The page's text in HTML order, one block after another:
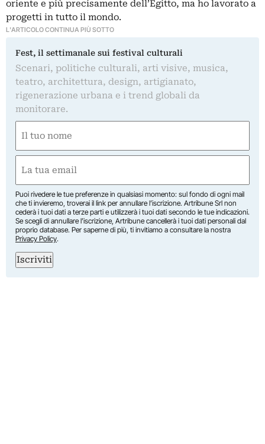
oriente e più precisamente dell’Egitto, ma ho lavorato a
progetti in tutto il mondo.
L'ARTICOLO CONTINUA PIÙ SOTTO
Fest, il settimanale sui festival culturali
Scenari, politiche culturali, arti visive, musica,
teatro, architettura, design, artigianato,
rigenerazione urbana e i trend globali da
monitorare.
(Required)
First
(Required)
Puoi rivedere le tue preferenze in qualsiasi momento: sul fondo di ogni mail
che ti invieremo, troverai il link per annullare l’iscrizione. Artribune Srl non
cederà i tuoi dati a terze parti e utilizzerà i tuoi dati secondo le tue indicazioni.
Se scegli di annullare l’iscrizione, Artribune cancellerà i tuoi dati personali dal
proprio database. Per saperne di più, ti invitiamo a consultare la nostra
Privacy Policy.
Iscriviti